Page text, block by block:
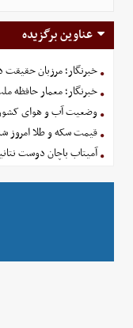
عناوین برگزیده
خبرنگار؛ مرزبان
خبرنگار؛ معمار حافظه
وضعیت آب و هوای کشور امروز
قیمت سکه و طلا امروز شنبه ۱۷
آمیتاب باچان دوست